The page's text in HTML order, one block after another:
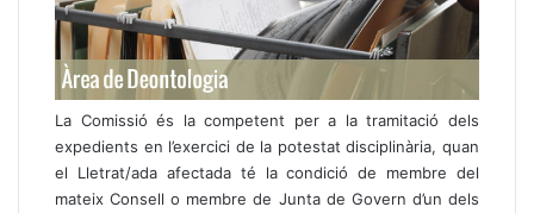
La Comissió és la competent per a la tramitació dels
expedients en l’exercici de la potestat disciplinària, quan
el Lletrat/ada afectada té la condició de membre del
mateix Consell o membre de Junta de Govern d’un dels